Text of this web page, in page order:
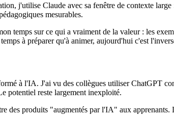
j'utilise Claude avec sa fenêtre de contexte
mesurables.
temps sur ce qui a vraiment de la valeur : les
à préparer qu'à animer, aujourd'hui c'est
à l'IA. J'ai vu des collègues utiliser ChatGPT
potentiel reste largement inexploité.
produits "augmentés par l'IA" aux